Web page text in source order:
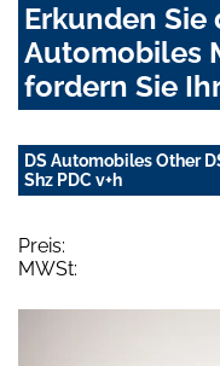
Erkunden Sie
Automobiles
fordern Sie
DS Automobiles Other
Shz PDC v+h
Preis:
MWSt: